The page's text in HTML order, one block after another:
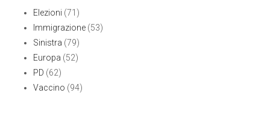
Elezioni (71)
Immigrazione (53)
Sinistra (79)
Europa (52)
PD (62)
Vaccino (94)